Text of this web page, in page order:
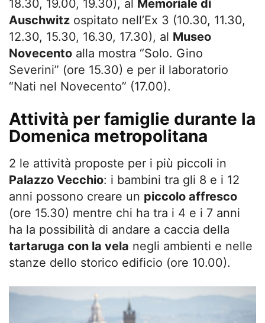
18.30, 19.00, 19.30), al Memoriale di
Auschwitz ospitato nell’Ex 3 (10.30, 11.30,
12.30, 15.30, 16.30, 17.30), al Museo
Novecento alla mostra “Solo. Gino
Severini” (ore 15.30) e per il laboratorio
“Nati nel Novecento” (17.00).
Attività per famiglie durante la
Domenica metropolitana
2 le attività proposte per i più piccoli in
Palazzo Vecchio: i bambini tra gli 8 e i 12
anni possono creare un piccolo affresco
(ore 15.30) mentre chi ha tra i 4 e i 7 anni
ha la possibilità di andare a caccia della
tartaruga con la vela negli ambienti e nelle
stanze dello storico edificio (ore 10.00).